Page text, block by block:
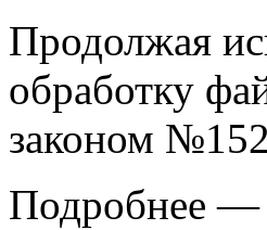
Продолжая
обработку
законом
Подробнее —